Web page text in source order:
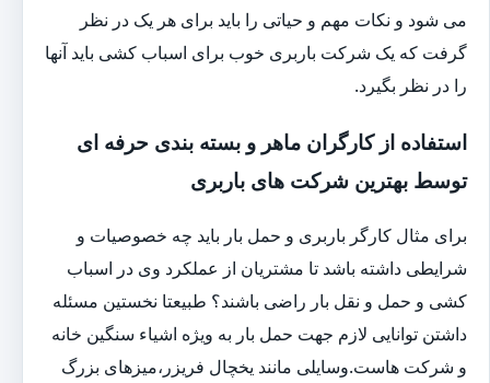
می شود و نکات مهم و حیاتی را باید برای هر یک در نظر
گرفت که یک شرکت باربری خوب برای اسباب کشی باید آنها
را در نظر بگیرد.
استفاده از کارگران ماهر و بسته بندی حرفه ای
توسط بهترین شرکت های باربری
برای مثال کارگر باربری و حمل بار باید چه خصوصیات و
شرایطی داشته باشد تا مشتریان از عملکرد وی در اسباب
کشی و حمل و نقل بار راضی باشند؟ طبیعتا نخستین مسئله
داشتن توانایی لازم جهت حمل بار به ویژه اشیاء سنگین خانه
و شرکت هاست.وسایلی مانند یخچال فریزر،میزهای بزرگ